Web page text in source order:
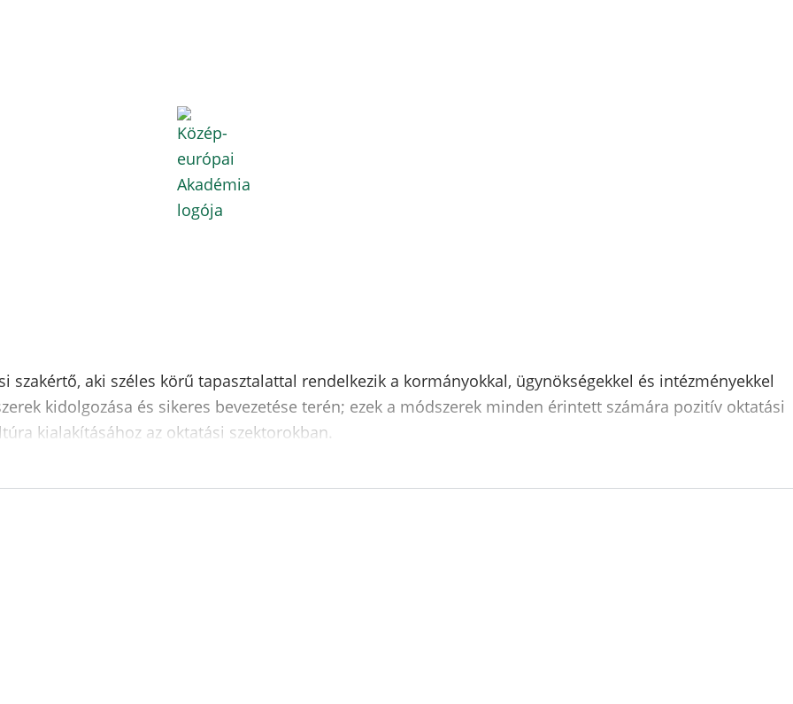
aki széles körű tapasztalattal rendelkezik a kormányokkal, ügynökségekkel és intézményekkel
kidolgozása és sikeres bevezetése terén; ezek a módszerek minden érintett számára pozitív oktatási
kialakításához az oktatási szektorokban.